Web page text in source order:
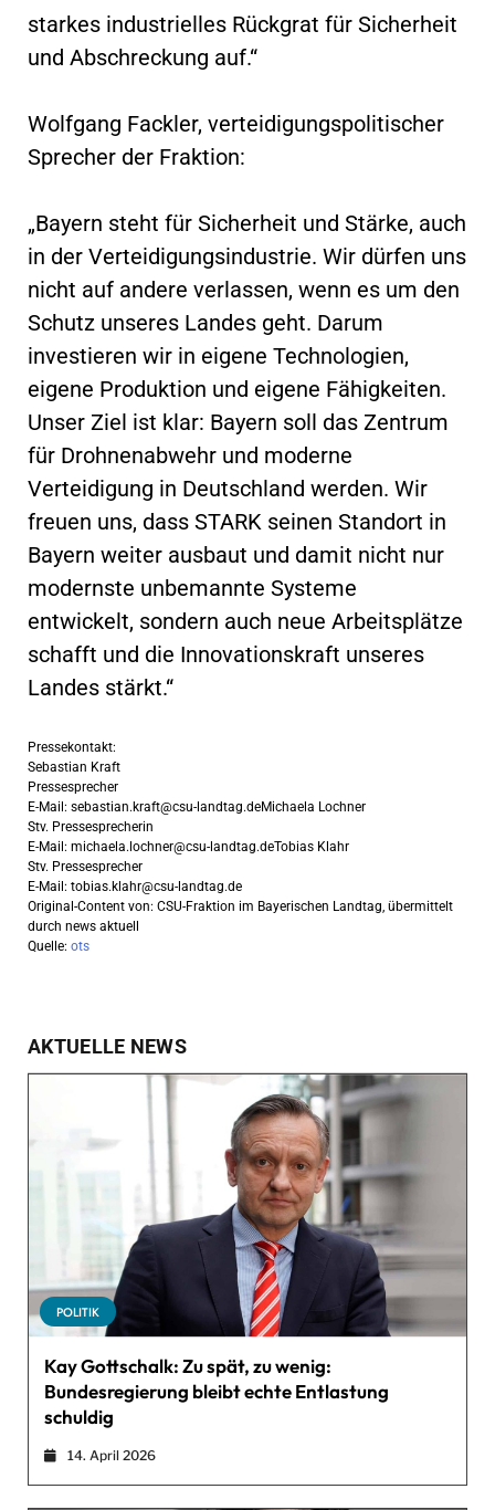
starkes industrielles Rückgrat für Sicherheit
und Abschreckung auf.“
Wolfgang Fackler, verteidigungspolitischer
Sprecher der Fraktion:
„Bayern steht für Sicherheit und Stärke, auch
in der Verteidigungsindustrie. Wir dürfen uns
nicht auf andere verlassen, wenn es um den
Schutz unseres Landes geht. Darum
investieren wir in eigene Technologien,
eigene Produktion und eigene Fähigkeiten.
Unser Ziel ist klar: Bayern soll das Zentrum
für Drohnenabwehr und moderne
Verteidigung in Deutschland werden. Wir
freuen uns, dass STARK seinen Standort in
Bayern weiter ausbaut und damit nicht nur
modernste unbemannte Systeme
entwickelt, sondern auch neue Arbeitsplätze
schafft und die Innovationskraft unseres
Landes stärkt.“
Pressekontakt:
Sebastian Kraft
Pressesprecher
E-Mail: sebastian.kraft@csu-landtag.deMichaela Lochner
Stv. Pressesprecherin
E-Mail: michaela.lochner@csu-landtag.deTobias Klahr
Stv. Pressesprecher
E-Mail: tobias.klahr@csu-landtag.de
Original-Content von: CSU-Fraktion im Bayerischen Landtag, übermittelt
durch news aktuell
Quelle: ots
AKTUELLE NEWS
POLITIK
Kay Gottschalk: Zu spät, zu wenig:
Bundesregierung bleibt echte Entlastung
schuldig
14. April 2026